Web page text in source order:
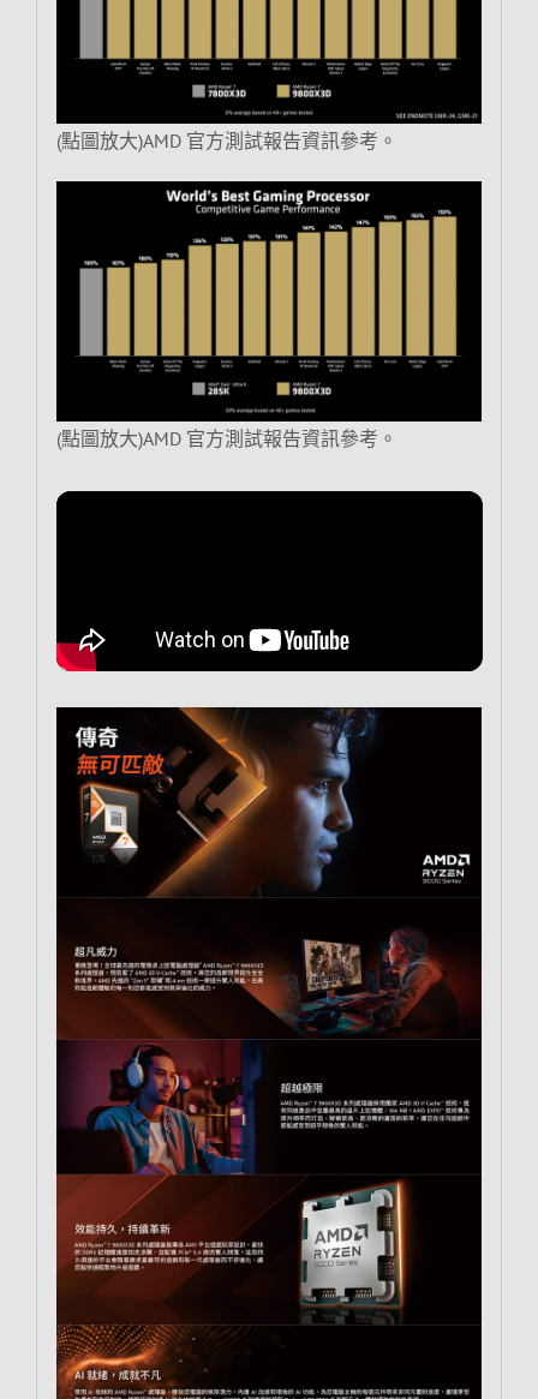
(點圖放大)AMD 官方測試報告資訊參考。
(點圖放大)AMD 官方測試報告資訊參考。